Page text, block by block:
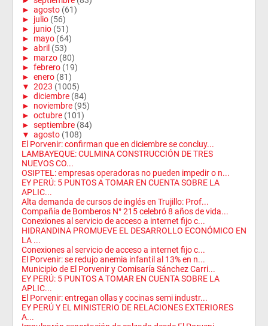
► agosto (61)
► julio (56)
► junio (51)
► mayo (64)
► abril (53)
► marzo (80)
► febrero (19)
► enero (81)
▼ 2023 (1005)
► diciembre (84)
► noviembre (95)
► octubre (101)
► septiembre (84)
▼ agosto (108)
El Porvenir: confirman que en diciembre se concluy...
LAMBAYEQUE: CULMINA CONSTRUCCIÓN DE TRES
NUEVOS CO...
OSIPTEL: empresas operadoras no pueden impedir o n...
EY PERÚ: 5 PUNTOS A TOMAR EN CUENTA SOBRE LA
APLIC...
Alta demanda de cursos de inglés en Trujillo: Prof...
Compañía de Bomberos N° 215 celebró 8 años de vida...
Conexiones al servicio de acceso a internet fijo c...
HIDRANDINA PROMUEVE EL DESARROLLO ECONÓMICO EN
LA ...
Conexiones al servicio de acceso a internet fijo c...
El Porvenir: se redujo anemia infantil al 13% en n...
Municipio de El Porvenir y Comisaría Sánchez Carri...
EY PERÚ: 5 PUNTOS A TOMAR EN CUENTA SOBRE LA
APLIC...
El Porvenir: entregan ollas y cocinas semi industr...
EY PERÚ Y EL MINISTERIO DE RELACIONES EXTERIORES
A...